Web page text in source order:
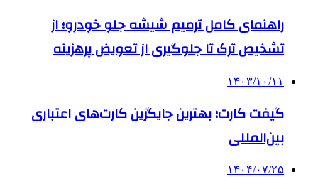
راهنمای کامل ترمیم شیشه جلو خودرو؛ از
تشخیص ترک تا جلوگیری از تعویض پرهزینه
۱۴۰۳/۱۰/۱۱
گیفت کارت؛ بهترین جایگزین کارت‌های اعتباری
بین‌المللی
۱۴۰۴/۰۷/۲۵